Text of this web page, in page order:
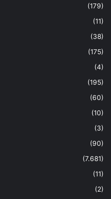
(179)
(11)
(38)
(175)
(4)
(195)
(60)
(10)
(3)
(90)
(7.681)
(11)
(2)